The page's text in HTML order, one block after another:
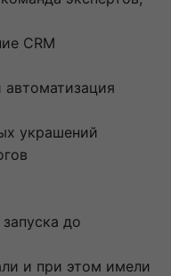
CRM
украшений
до
и при этом имели